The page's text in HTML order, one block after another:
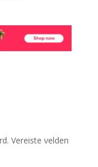
Vereiste velden